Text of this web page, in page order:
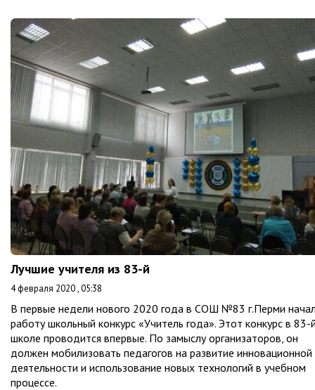
Лучшие учителя из 83-й
4 февраля 2020 , 05:38
В первые недели нового 2020 года в СОШ №83 г.Перми
работу школьный конкурс «Учитель года». Этот конкурс в 83-
школе проводится впервые. По замыслу организаторов, он
должен мобилизовать педагогов на развитие инновационной
деятельности и использование новых технологий в учебном
процессе.